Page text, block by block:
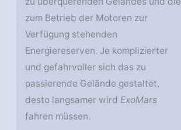
zum Betrieb der Motoren zur
Verfügung stehenden
Energiereserven. Je komplizierter
und gefahrvoller sich das zu
passierende Gelände gestaltet,
desto langsamer wirdExoMars
fahren müssen.